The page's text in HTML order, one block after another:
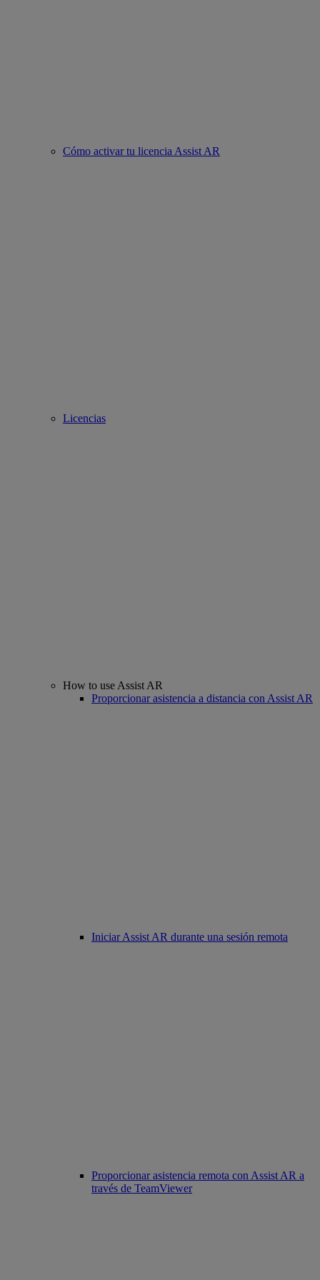
Cómo activar tu licencia Assist AR
Licencias
How to use Assist AR
Proporcionar asistencia a distancia con Assist AR
Iniciar Assist AR durante una sesión remota
Proporcionar asistencia remota con Assist AR a
través de TeamViewer